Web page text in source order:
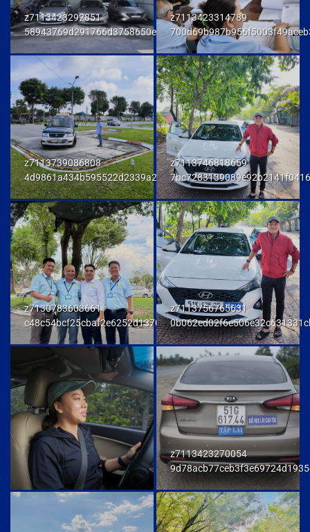
z7113423292851
58943769d291766d3758650e972d81fd
z7113423314789
z7113739086808
4d9861a434b595522d2339a23458e048
z7113746818659
z7130783603661
c48c54bcf25cbaf2e6252d137093a294
z7113756765631
z7113423270054